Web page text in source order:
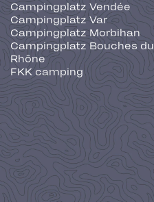
Campingplatz Vendée
Campingplatz Var
Campingplatz Morbihan
Campingplatz Bouches du
Rhône
FKK camping